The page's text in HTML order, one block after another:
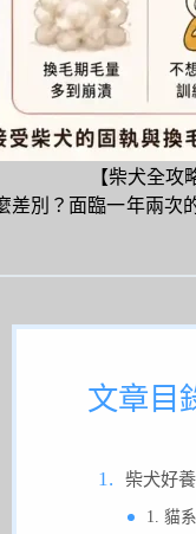
【柴犬全
差別？面臨一年兩次
文章目
柴犬好
1. 貓